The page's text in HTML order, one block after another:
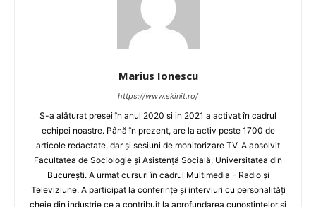
Marius Ionescu
https://www.skinit.ro/
S-a alăturat presei în anul 2020 si in 2021 a activat în cadrul
echipei noastre. Până în prezent, are la activ peste 1700 de
articole redactate, dar și sesiuni de monitorizare TV. A absolvit
Facultatea de Sociologie și Asistență Socială, Universitatea din
București. A urmat cursuri în cadrul Multimedia - Radio și
Televiziune. A participat la conferințe și interviuri cu personalități
cheie din industrie ce a contribuit la aprofundarea cunoștințelor și